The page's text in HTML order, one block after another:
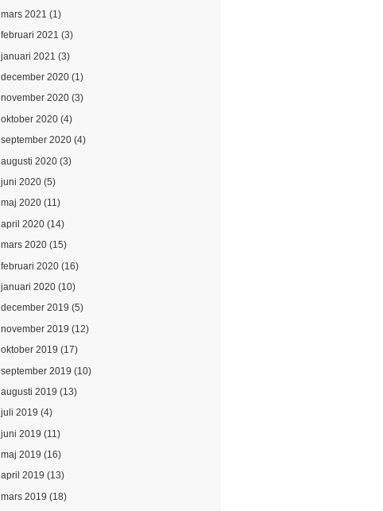
mars 2021 (1)
februari 2021 (3)
januari 2021 (3)
december 2020(1)
november 2020(3)
oktober 2020(4)
september 2020(4)
augusti 2020(3)
juni 2020(5)
maj 2020(11)
april 2020(14)
mars 2020(15)
februari 2020(16)
januari 2020(10)
december 2019 (5)
november 2019 (12)
oktober 2019 (17)
september 2019 (10)
augusti 2019 (13)
juli 2019 (4)
juni 2019 (11)
maj 2019 (16)
april 2019 (13)
mars 2019 (18)